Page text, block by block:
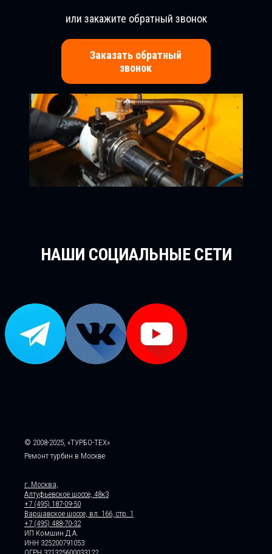
или закажите обратный звонок
Заказать обратный
звонок
НАШИ СОЦИАЛЬНЫЕ СЕТИ
© 2008-2025, «ТУРБО-ТЕХ»
Ремонт турбин в Москве
г. Москва,
Алтуфьевское шоссе, 48к3
+7 (495) 187-09-50
Варшавское шоссе, вл. 166, стр. 1
+7 (495) 488-70-32
ИП Комшин Д.А.
ИНН 325200791053